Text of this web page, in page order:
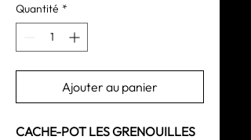
Quantité *
Ajouter au panier
CACHE-POT LES GRENOUILLES